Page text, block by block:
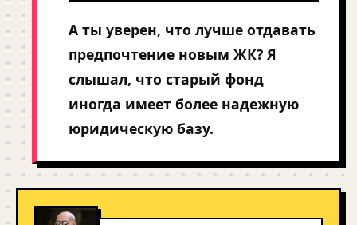
А ты уверен, что лучше отдавать
предпочтение новым ЖК? Я
слышал, что старый фонд
иногда имеет более надежную
юридическую базу.